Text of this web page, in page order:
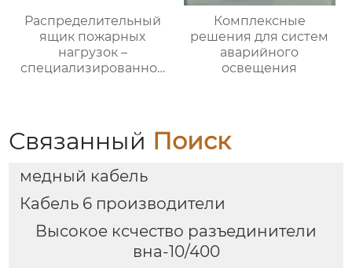
Распределительный
ящик пожарных
нагрузок –
специализированное
Комплексные
решения для систем
аварийного
освещения
Связанный Поиск
медный кабель
Кабель 6 производители
Высокое ксчество разъединители
вна-10/400